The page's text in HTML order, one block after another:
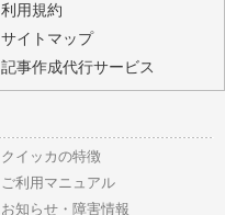
利用規約
サイトマップ
記事作成代行サービス
クイッカの特徴
ご利用マニュアル
お知らせ・障害情報